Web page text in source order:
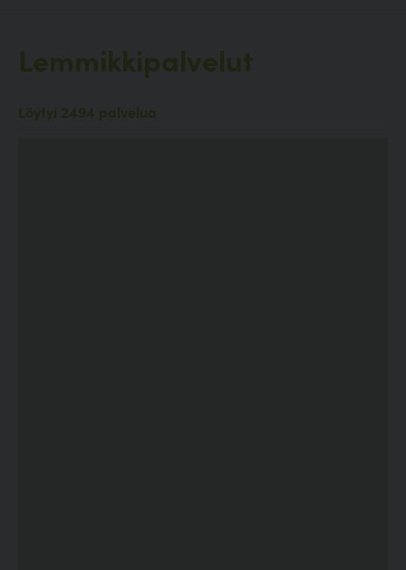
Lemmikkipalvelut
Löytyi 2494 palvelua